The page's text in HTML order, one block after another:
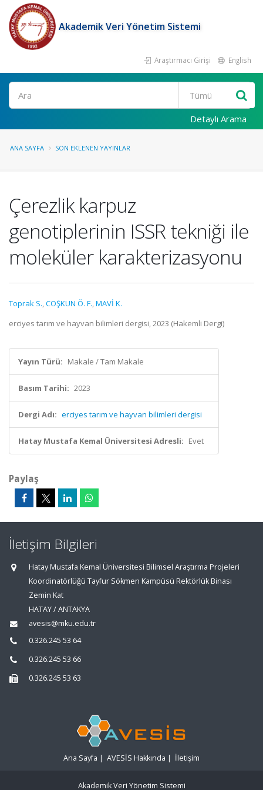
Akademik Veri Yönetim Sistemi
Araştırmacı Girişi English
Ara
Detaylı Arama
ANA SAYFA SON EKLENEN YAYINLAR
Çerezlik karpuz
genotiplerinin ISSR tekniği ile
moleküler karakterizasyonu
Toprak S.,COŞKUN Ö. F.,MAVİ K.
erciyes tarım ve hayvan bilimleri dergisi, 2023 (Hakemli Dergi)
Yayın Türü: Makale / Tam Makale
Basım Tarihi: 2023
Dergi Adı: erciyes tarım ve hayvan bilimleri dergisi
Hatay Mustafa Kemal Üniversitesi Adresli: Evet
Paylaş
İletişim Bilgileri
Hatay Mustafa Kemal Üniversitesi Bilimsel Araştırma Projeleri
Koordinatörlüğü Tayfur Sökmen Kampüsü Rektörlük Binası
Zemin Kat
HATAY / ANTAKYA
avesis@mku.edu.tr
0.326.245 53 64
0.326.245 53 66
0.326.245 53 63
Ana Sayfa | AVESİS Hakkında | İletişim
Akademik Veri Yönetim Sistemi